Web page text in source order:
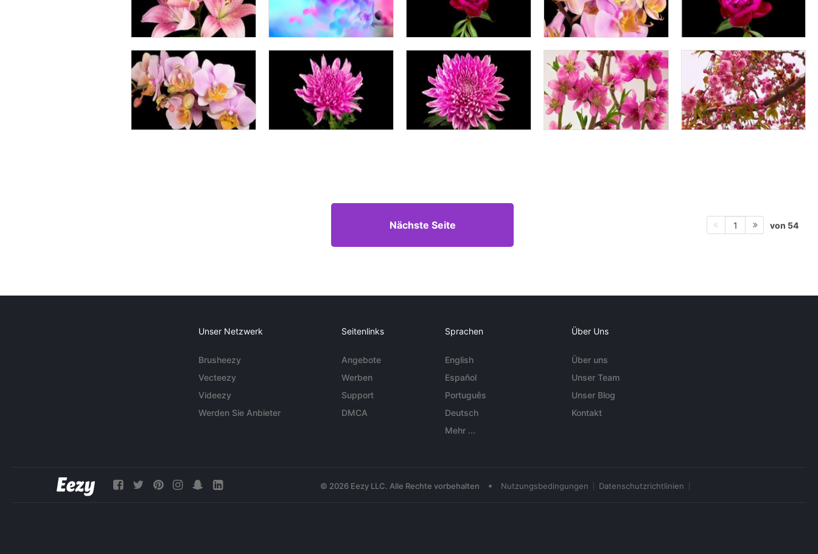
Nächste Seite 1 von 54
Unser Netzwerk
Brusheezy
Vecteezy
Videezy
Werden Sie Anbieter
Seitenlinks
Angebote
Werben
Support
DMCA
Sprachen
English
Español
Português
Deutsch
Mehr ...
Über Uns
Über uns
Unser Team
Unser Blog
Kontakt
© 2026 Eezy LLC. Alle Rechte vorbehalten • Nutzungsbedingungen Datenschutzrichtlinien